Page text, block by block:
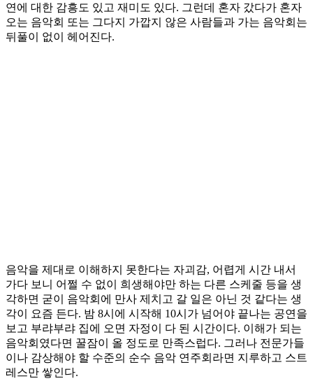
연에 대한 감흥도 있고 재미도 있다. 그런데 혼자 갔다가 혼자
오는 음악회 또는 그다지 가깝지 않은 사람들과 가는 음악회는
뒤풀이 없이 헤어진다.
음악을 제대로 이해하지 못한다는 자괴감, 어렵게 시간 내서
가다 보니 어쩔 수 없이 희생해야만 하는 다른 스케줄 등을 생
각하면 굳이 음악회에 만사 제치고 갈 일은 아닌 것 같다는 생
각이 요즘 든다. 밤 8시에 시작해 10시가 넘어야 끝나는 공연을
보고 부랴부랴 집에 오면 자정이 다 된 시간이다. 이해가 되는
음악회였다면 꿀잠이 올 정도로 만족스럽다. 그러나 전문가들
이나 감상해야 할 수준의 순수 음악 연주회라면 지루하고 스트
레스만 쌓인다.